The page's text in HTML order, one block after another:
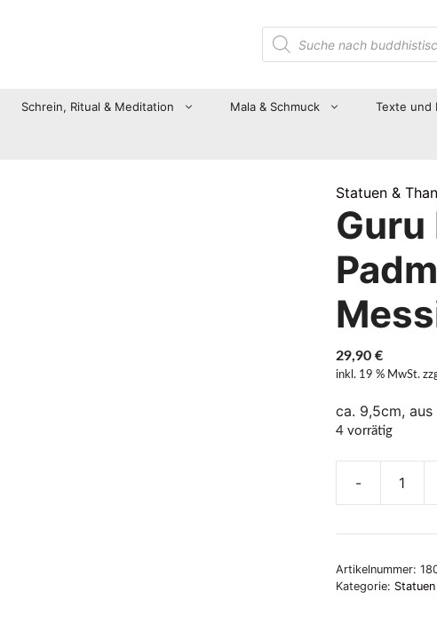
Suche
nach
Produkten
Schrein, Ritual & Meditation Mala & Schmuck Texte und
Statuen &
29,90 €
inkl. 19 % MwSt.
ca. 9,5cm, aus
4 vorrätig
-
/
Staute
Artikelnummer:
Kategorie: Statuen